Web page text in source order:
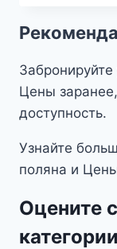
Цены
доступность.
Узнайте
поляна и
Оцените